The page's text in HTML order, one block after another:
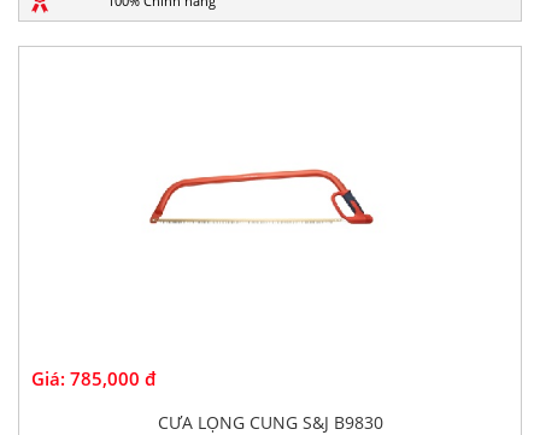
Giá: 785,000 đ
CƯA LỌNG CUNG S&J B9830